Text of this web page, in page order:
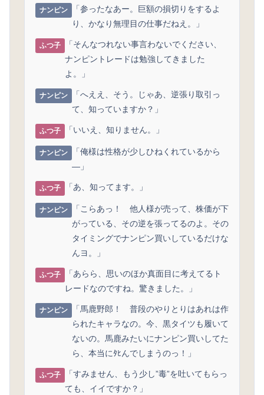
ナンピン
「参ったなあー。巨額の損切りをするよ
り、かなり無理目の仕事だねえ。」
ふつ子
「そんなつれない事言わないでください、
ナンピントレードは勉強してきました
よ。」
ナンピン
「へええ、そう。じゃあ、逆張り取引っ
て、知っていますか？」
ふつ子 「いいえ、知りません。」
ナンピン
「俺様は性格が少しひねくれているから
―」
ふつ子 「あ、知ってます。」
ナンピン
「こらあっ！ 他人様が売って、株価が下
がっている、その逆を張ってるのよ。その
タイミングでナンピン買いしているだけな
んヨ。」
ふつ子
「あらら、思いのほか真面目に考えてるト
レードなのですね。驚きました。」
ナンピン
「馬鹿野郎！ 普段のやりとりはあれは作
られたキャラなの。今、黒タイツも履いて
ないの。馬鹿みたいにナンピン買いしてた
ら、本当にﾀﾋんでしまうのっ！」
ふつ子
「すみません、もう少し”毒”を吐いてもらっ
ても、イイですか？」